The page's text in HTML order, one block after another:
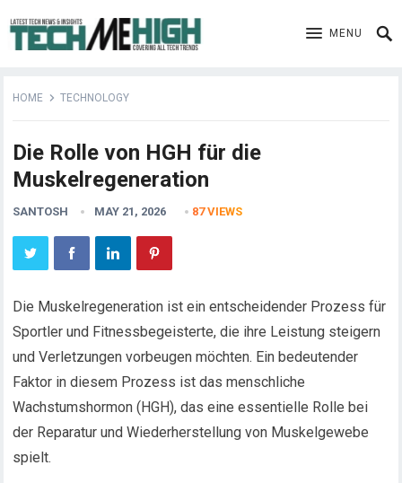
MENU
HOME TECHNOLOGY
Die Rolle von HGH für die
Muskelregeneration
SANTOSH MAY 21, 2026 87VIEWS
Die Muskelregeneration ist ein entscheidender Prozess für
Sportler und Fitnessbegeisterte, die ihre Leistung steigern
und Verletzungen vorbeugen möchten. Ein bedeutender
Faktor in diesem Prozess ist das menschliche
Wachstumshormon (HGH), das eine essentielle Rolle bei
der Reparatur und Wiederherstellung von Muskelgewebe
spielt.